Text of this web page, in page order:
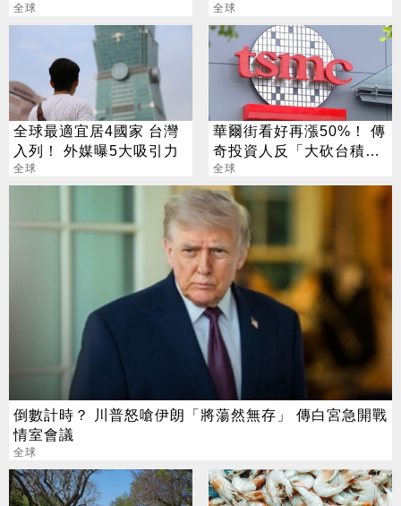
「下去」
全球
會絆2次
全球
全球最適宜居4國家 台灣
入列！ 外媒曝5大吸引力
全球
華爾街看好再漲50%！ 傳
奇投資人反「大砍台積
電」？ 外媒揭關鍵
全球
倒數計時？ 川普怒嗆伊朗「將蕩然無存」 傳白宮急開戰
情室會議
全球